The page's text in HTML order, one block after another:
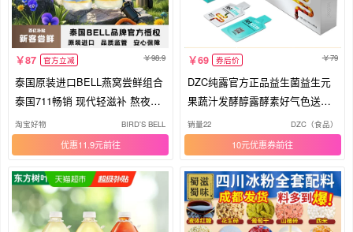
87 官方立减 98.9
泰国原装进口BELL燕窝尝鲜组合
泰国711畅销 现代轻滋补 熬夜养
身
淘宝好物 BIRD'S BELL
优惠11.9元
69 券后价 79
DZC纯露官方正品益生菌益生元
果蔬汁发酵醇露酵素好气色送试
喝
销量22 DZC（食品）
10元优惠券